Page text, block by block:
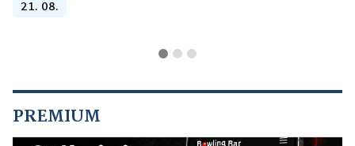
21. 08.
PREMIUM